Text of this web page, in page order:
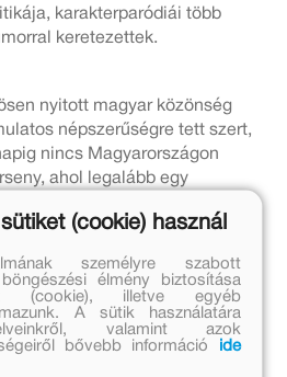
karakterparódiái több
keretezettek.
nyitott magyar közönség
népszerűségre tett szert,
nincs Magyarországon
ahol legalább egy
nyit a páratlanul dallamos
a zeneileg képzett
érzékkel tudott felhasználni.
21. században abszolút helye
József művei igazi
sok-sok időn át.
(cookie) használ
személyre szabott
élmény biztosítása
(cookie), illetve egyéb
A sütik használatára
valamint azok
bővebb információ
ide